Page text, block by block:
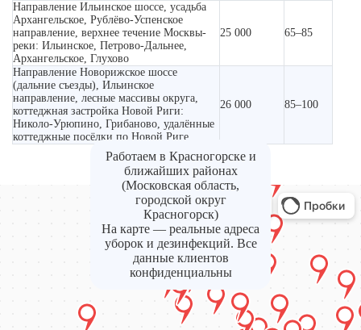
Направление Ильинское шоссе, усадьба
Архангельское, Рублёво-Успенское
направление, верхнее течение Москвы-
реки: Ильинское, Петрово-Дальнее,
Архангельское, Глухово
25 000 65–85
Направление Новорижское шоссе
(дальние съезды), Ильинское
направление, лесные массивы округа,
коттеджная застройка Новой Риги:
Николо-Урюпино, Грибаново, удалённые
коттеджные посёлки по Новой Риге
26 000 85–100
Работаем в Красногорске и
ближайших районах
(Московская область,
городской округ
Красногорск)
На карте — реальные адреса
уборок и дезинфекций. Все
данные клиентов
конфиденциальны